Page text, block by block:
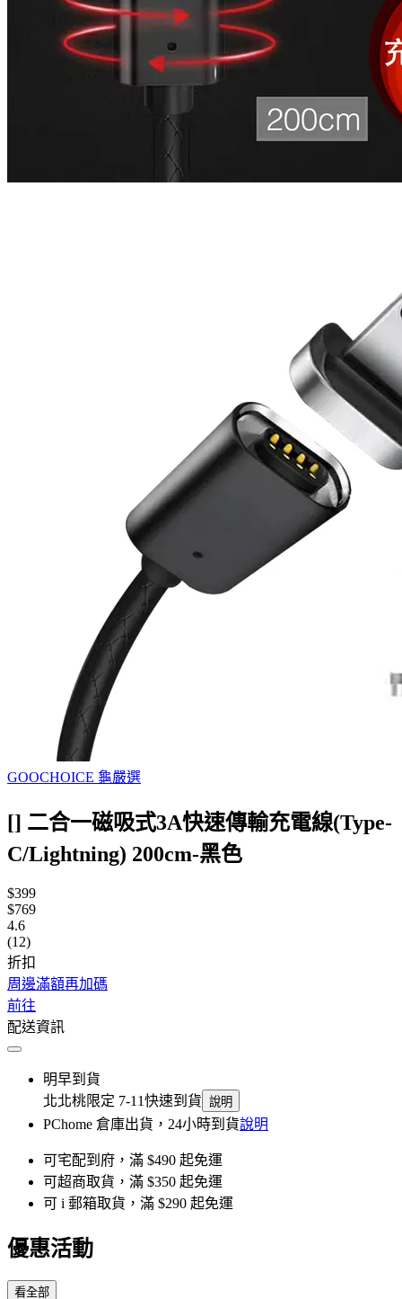
GOOCHOICE 龜嚴選
[] 二合一磁吸式3A快速傳輸充電線(Type-
C/Lightning) 200cm-黑色
$399
$769
4.6
(12)
折扣
周邊滿額再加碼
前往
配送資訊
明早到貨
北北桃限定 7-11快速到貨 說明
PChome 倉庫出貨，24小時到貨說明
可宅配到府，滿 $490 起免運
可超商取貨，滿 $350 起免運
可 i 郵箱取貨，滿 $290 起免運
優惠活動
看全部